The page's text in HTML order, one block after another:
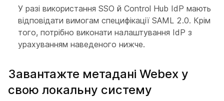
У разі використання SSO й Control Hub IdP мають
відповідати вимогам специфікації SAML 2.0. Крім
того, потрібно виконати налаштування IdP з
урахуванням наведеного нижче.
Завантажте метадані Webex у
свою локальну систему